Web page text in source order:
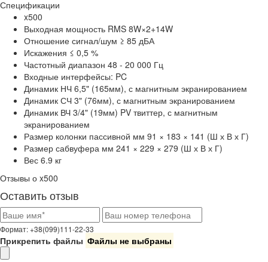
Спецификации
x500
Выходная мощность RMS 8W×2+14W
Отношение сигнал/шум ≥ 85 дБА
Искажения ≤ 0,5 %
Частотный диапазон 48 - 20 000 Гц
Входные интерфейсы: PC
Динамик НЧ 6,5" (165мм), с магнитным экранированием
Динамик СЧ 3" (76мм), с магнитным экранированием
Динамик ВЧ 3/4" (19мм) PV твиттер, с магнитным
экранированием
Размер колонки пассивной мм 91 × 183 × 141 (Ш х В х Г)
Размер сабвуфера мм 241 × 229 × 279 (Ш х В х Г)
Вес 6.9 кг
Отзывы о x500
Оставить отзыв
Формат: +38(099)111-22-33
Прикрепить файлы Файлы не выбраны